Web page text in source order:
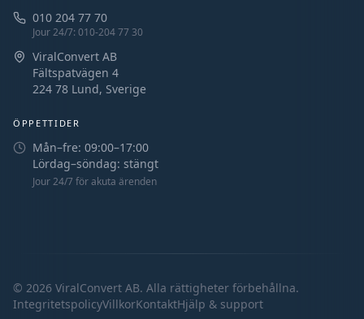
010 204 77 70
Jour 24/7: 010-204 77 30
ViralConvert AB
Fältspatvägen 4
224 78 Lund, Sverige
ÖPPETTIDER
Mån–fre: 09:00–17:00
Lördag–söndag: stängt
Jour 24/7 för akuta ärenden
© 2026 ViralConvert AB. Alla rättigheter förbehållna.
IntegritetspolicyVillkorKontaktHjälp & support